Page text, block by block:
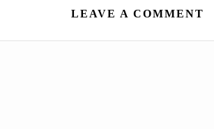
LEAVE A COMMENT